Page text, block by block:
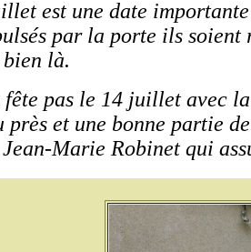
est une date
par la porte ils
là.
fête pas le 14 juillet avec
près et une bonne partie
Marie Robinet qui